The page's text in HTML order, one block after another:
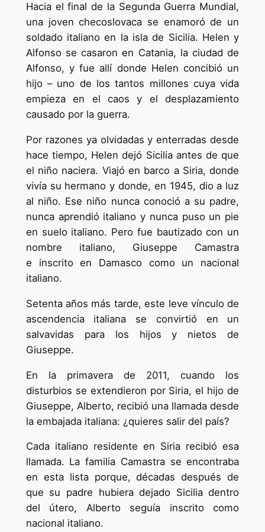
Hacia el final de la Segunda Guerra Mundial,
una joven checoslovaca se enamoró de un
soldado italiano en la isla de Sicilia. Helen y
Alfonso se casaron en Catania, la ciudad de
Alfonso, y fue allí donde Helen concibió un
hijo – uno de los tantos millones cuya vida
empieza en el caos y el desplazamiento
causado por la guerra.
Por razones ya olvidadas y enterradas desde
hace tiempo, Helen dejó Sicilia antes de que
el niño naciera. Viajó en barco a Siria, donde
vivía su hermano y donde, en 1945, dio a luz
al niño. Ese niño nunca conoció a su padre,
nunca aprendió italiano y nunca puso un pie
en suelo italiano. Pero fue bautizado con un
nombre italiano, Giuseppe Camastra
e inscrito en Damasco como un nacional
italiano.
Setenta años más tarde, este leve vínculo de
ascendencia italiana se convirtió en un
salvavidas para los hijos y nietos de
Giuseppe.
En la primavera de 2011, cuando los
disturbios se extendieron por Siria, el hijo de
Giuseppe, Alberto, recibió una llamada desde
la embajada italiana: ¿quieres salir del país?
Cada italiano residente en Siria recibió esa
llamada. La familia Camastra se encontraba
en esta lista porque, décadas después de
que su padre hubiera dejado Sicilia dentro
del útero, Alberto seguía inscrito como
nacional italiano.